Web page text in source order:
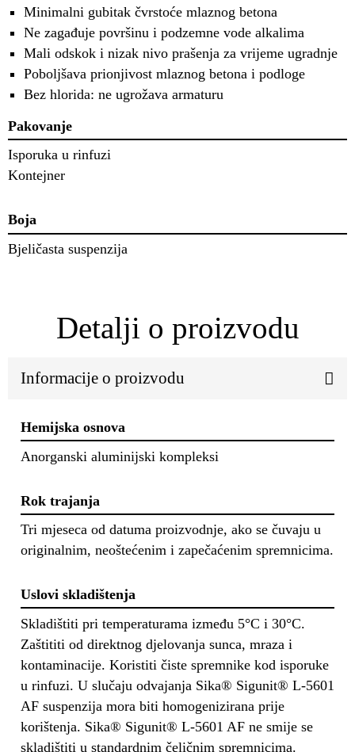
Minimalni gubitak čvrstoće mlaznog betona
Ne zagađuje površinu i podzemne vode alkalima
Mali odskok i nizak nivo prašenja za vrijeme ugradnje
Poboljšava prionjivost mlaznog betona i podloge
Bez hlorida: ne ugrožava armaturu
Pakovanje
Isporuka u rinfuzi
Kontejner
Boja
Bjeličasta suspenzija
Detalji o proizvodu
Informacije o proizvodu
Hemijska osnova
Anorganski aluminijski kompleksi
Rok trajanja
Tri mjeseca od datuma proizvodnje, ako se čuvaju u
originalnim, neoštećenim i zapečaćenim spremnicima.
Uslovi skladištenja
Skladištiti pri temperaturama između 5°C i 30°C.
Zaštititi od direktnog djelovanja sunca, mraza i
kontaminacije. Koristiti čiste spremnike kod isporuke
u rinfuzi. U slučaju odvajanja Sika® Sigunit® L-5601
AF suspenzija mora biti homogenizirana prije
korištenja. Sika® Sigunit® L-5601 AF ne smije se
skladištiti u standardnim čeličnim spremnicima.